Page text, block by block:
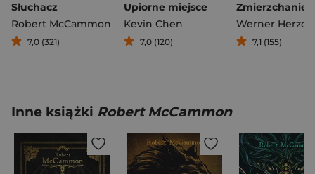
Słuchacz
Robert McCammon
7,0 (321)
Upiorne miejsce
Kevin Chen
7,0 (120)
Werner Herzog
7,1 (155)
Inne książki Robert McCammon